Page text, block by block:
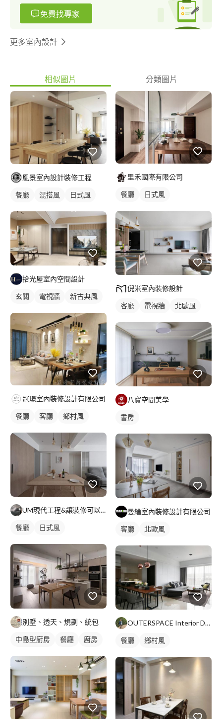
水電工程 -油漆工程 -玻璃工程-冷氣工程-泥做工程-擺飾工程- 我們
讓消費者可以不用擔心 找廠家問題， 讓我來把關品質。 我嚴格的
推薦都是我們工作上的 動力 謝謝 妳們的評價對於 築家室內裝潢的
未來很重要 請給 年輕人的我們一個機會 ， 我們會很用心的幫你們
才是最圓滿的 假如對裝修沒什麼概念 基本就讓我們 一步一步引導
協助業主築家 謝謝你們看完我的簡介 。 祝事事順心 ?
免費找專家
更多室內設計
相似圖片 分類圖片
凰景室內設計裝修工程
餐廳 混搭風 日式風
拾光屋室內空間設計
玄關 電視牆 新古典風
冠璟室內裝修設計有限公司
餐廳 客廳 鄉村風
UM現代工程&讓裝修可以很簡單&新屋裝修&老屋翻新
餐廳 日式風
別墅、透天、規劃、統包
中島型廚房 餐廳 廚房
里禾國際有限公司
餐廳 日式風
倪米室內裝修設計
客廳 電視牆 北歐風
八寶空間美學
書房
曼綸室內裝修設計有限公司
客廳 北歐風
OUTERSPACE Interior Design
餐廳 鄉村風